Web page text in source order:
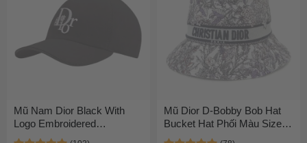
Mũ Nam Dior Black With
Logo Embroidered
243C904D4511 980 Màu
Mũ Dior D-Bobby Bob Hat
Bucket Hat Phối Màu Size
M